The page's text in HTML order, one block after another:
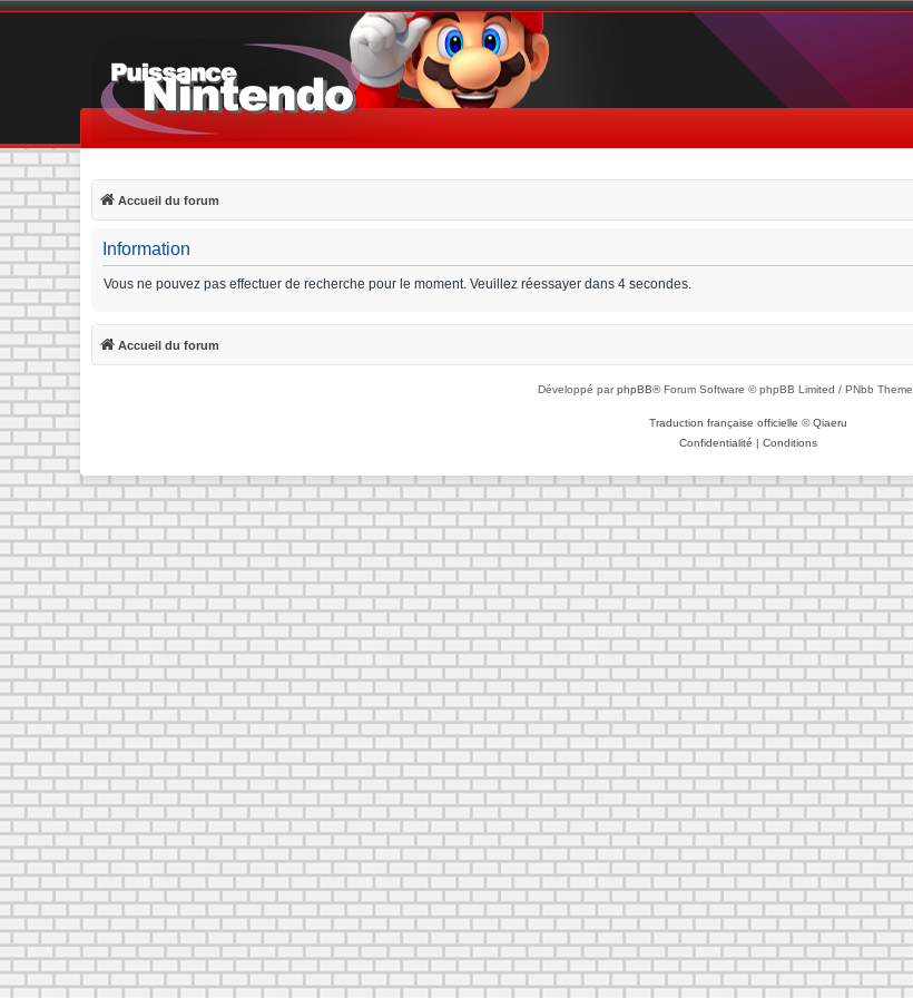
Accueil du forum
Information
Vous ne pouvez pas effectuer de recherche pour le moment. Veuillez réessayer dans 4 secondes.
Accueil du forum
Développé parphpBB® Forum Software © phpBB Limited / PNbb Theme
Traduction française officielle ©Qiaeru
Confidentialité | Conditions